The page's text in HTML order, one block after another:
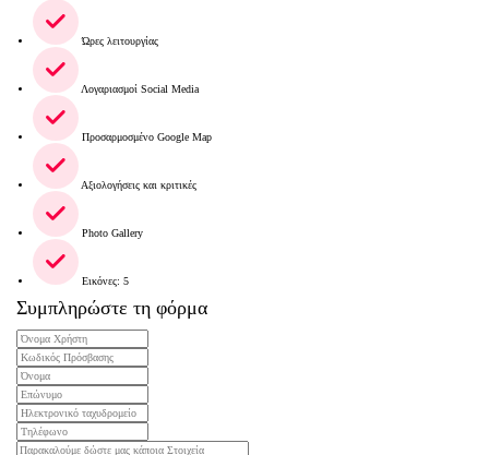
Ώρες λειτουργίας
Λογαριασμοί Social Media
Προσαρμοσμένο Google Map
Αξιολογήσεις και κριτικές
Photo Gallery
Εικόνες: 5
Συμπληρώστε τη φόρμα